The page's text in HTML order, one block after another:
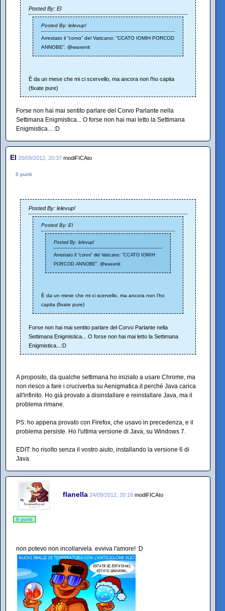
Posted By: El
Posted By: lelevup!
Arrestato il “corvo” del Vaticano: “CCATO IOMIH PORCOD
ANNOBE”. @waxenit
È da un mese che mi ci scervello, ma ancora non l'ho capita
(fixate pure)
Forse non hai mai sentito parlare del Corvo Parlante nella
Settimana Enigmistica... O forse non hai mai letto la Settimana
Enigmistica... :D
El 20/09/2012, 20:37 modiFICAto
0 punti
Posted By: lelevup!
Posted By: El
Posted By: lelevup!
Arrestato il “corvo” del Vaticano: “CCATO IOMIH
PORCOD ANNOBE”. @waxenit
È da un mese che mi ci scervello, ma ancora non l'ho
capita (fixate pure)
Forse non hai mai sentito parlare del Corvo Parlante nella
Settimana Enigmistica... O forse non hai mai letto la Settimana
Enigmistica...:D
A proposito, da qualche settimana ho iniziato a usare Chrome, ma
non riesco a fare i cruciverba su Aenigmatica.it perché Java carica
all'infinito. Ho già provato a disinstallare e reinstallare Java, ma il
problema rimane.
PS: ho appena provato con Firefox, che usavo in precedenza, e il
problema persiste. Ho l'ultima versione di Java, su Windows 7.
EDIT: ho risolto senza il vostro aiuto, installando la versione 6 di
Java.
flanella 24/09/2012, 20:16 modiFICAto
8 punti
non potevo non incollarvela. evviva l'amore! :D